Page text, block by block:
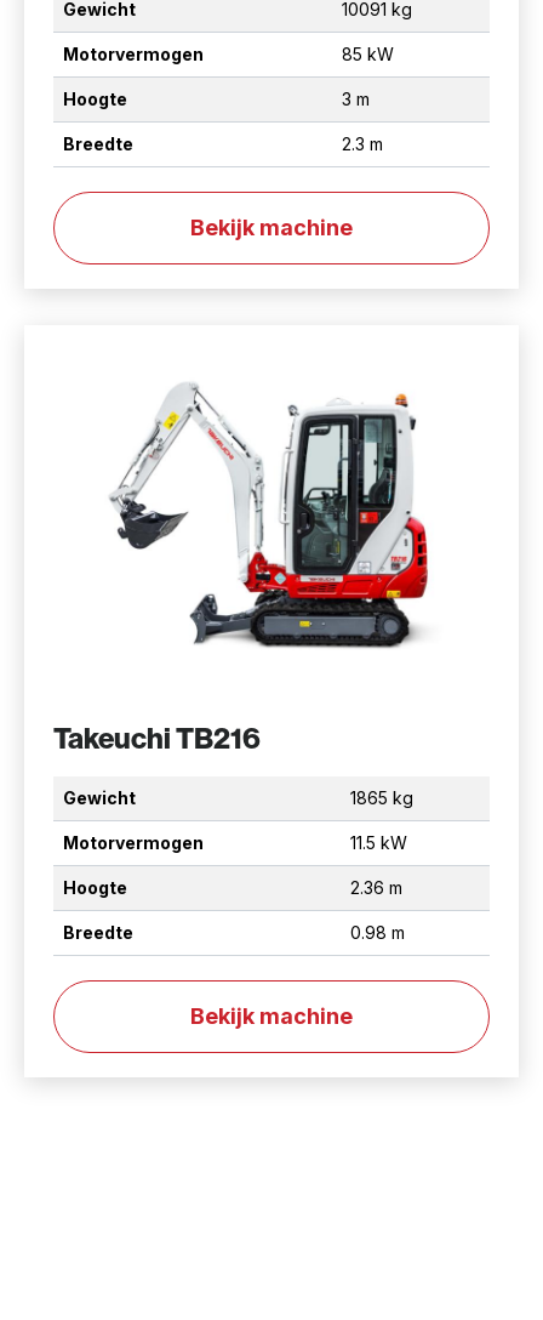
Gewicht 10091 kg
Motorvermogen 85 kW
Hoogte 3 m
Breedte 2.3 m
Bekijk machine
Takeuchi TB216
Gewicht 1865 kg
Motorvermogen 11.5 kW
Hoogte 2.36 m
Breedte 0.98 m
Bekijk machine